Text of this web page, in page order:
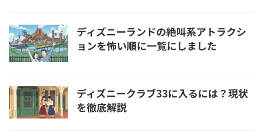
ディズニーランドの絶叫系アトラクシ
ョンを怖い順に一覧にしました
ディズニークラブ33に入るには？現状
を徹底解説